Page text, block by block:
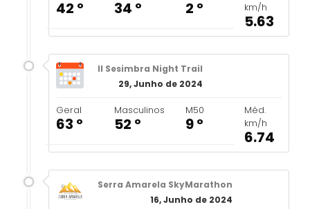
42 º 34 º 2 º
km/h
5.63
II Sesimbra Night Trail
29, Junho de 2024
Geral
63 º
Masculinos
52 º
M50
9 º
Méd.
km/h
6.74
Serra Amarela SkyMarathon
16, Junho de 2024